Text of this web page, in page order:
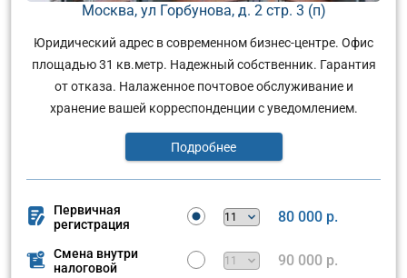
Москва, ул Горбунова, д. 2 стр. 3 (п)
Юридический адрес в современном бизнес-центре. Офис
площадью 31 кв.метр. Надежный собственник. Гарантия
от отказа. Налаженное почтовое обслуживание и
хранение вашей корреспонденции с уведомлением.
Подробнее
Первичная
регистрация
80 000 р.
Смена внутри
налоговой
90 000 р.